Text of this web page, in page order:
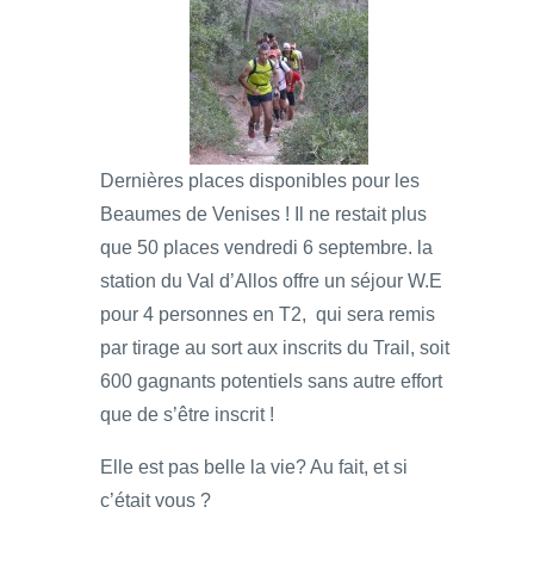
Dernières places disponibles pour les
Beaumes de Venises ! Il ne restait plus
que 50 places vendredi 6 septembre. la
station du Val d’Allos offre un séjour W.E
pour 4 personnes en T2, qui sera remis
par tirage au sort aux inscrits du Trail, soit
600 gagnants potentiels sans autre effort
que de s’être inscrit !
Elle est pas belle la vie? Au fait, et si
c’était vous ?